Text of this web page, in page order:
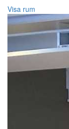
Visa rum